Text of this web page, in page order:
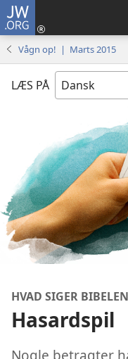
JW.ORG
Vågn op! | Marts 2015
LÆS PÅ
HVAD SIGER
Hasardspil